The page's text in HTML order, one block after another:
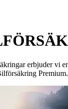
erbjuder vi
Premium.